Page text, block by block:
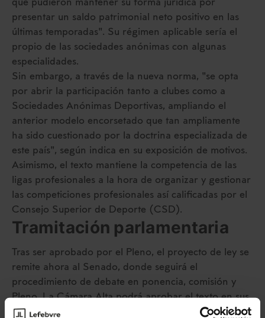
que pudieron mantener su forma jurídica por
presentar un saldo patrimonial neto positivo en las
últimas temporadas". Su régimen aplicable sería el
propio de las sociedades anónimas con algunas
especialidades.
Sin embargo, a través de la nueva norma, "se opta
por abrir la participación tanto a clubes como a
Sociedades Anónimas Deportivas, ampliando el
anterior modelo encorsetado que tan ampliamente
ha sido cuestionado por la doctrina especializada de
este país", según indica en su exposición de motivos.
Asimismo, el texto mantiene la competencia de las
ligas profesionales a la hora de organizar y gestionar
las competiciones profesionales así calificadas por el
Consejo Superior de Deporte (CSD).
Tramitación parlamentaria
Tras ser aprobado por el Pleno, el proyecto de ley se
remite ahora al Senado, donde seguirá el
procedimiento de debate en ponencia, comisión y
Pleno. La Cámara Alta podrá aprobar el texto en sus
términos, presentar enmiendas o proponer un veto.